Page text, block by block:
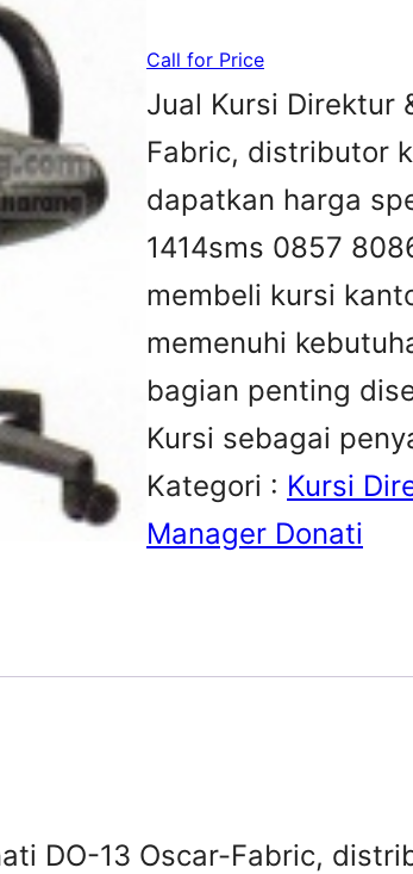
Call for Price
Jual Kursi Direktur
Fabric, distributor
dapatkan harga
1414sms 0857
membeli kursi
memenuhi
bagian penting
Kursi sebagai
Kategori : Kursi
Manager Donati
DO-13 Oscar-Fabric,